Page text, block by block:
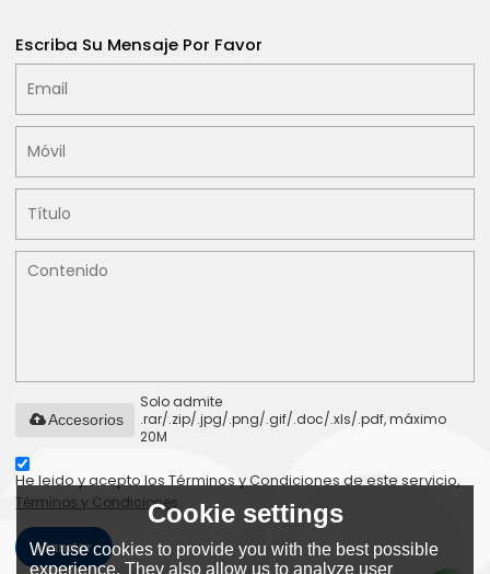
Escriba Su Mensaje Por Favor
Solo admite
.rar/.zip/.jpg/.png/.gif/.doc/.xls/.pdf, máximo
20M
Accesorios
He leido y acepto los Términos y Condiciones de este servicio,
Términos y Condiciones
Mandar
Cookie settings
We use cookies to provide you with the best possible
experience. They also allow us to analyze user